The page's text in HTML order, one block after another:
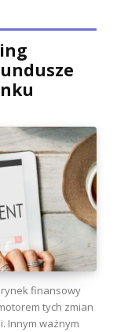
finansowy
tych zmian
Innym ważnym